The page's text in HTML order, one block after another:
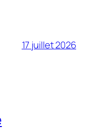
17 juillet 2026